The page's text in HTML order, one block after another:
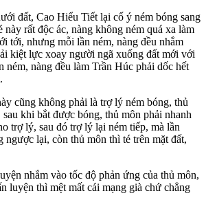
đất, Cao Hiểu Tiết lại cố ý ném bóng sang
này rất độc ác, nàng không ném quá xa làm
tới, nhưng mỗi lần ném, nàng đều nhắm
kiệt lực xoay người ngã xuống đất mới với
ném, nàng đều làm Trần Húc phải dốc hết
cũng không phải là trợ lý ném bóng, thủ
khi bắt được bóng, thủ môn phải nhanh
trợ lý, sau đó trợ lý lại ném tiếp, mà lần
ngược lại, còn thủ môn thì té trên mặt đất,
nhắm vào tốc độ phản ứng của thủ môn,
luyện thì mệt mất cái mạng già chứ chẳng